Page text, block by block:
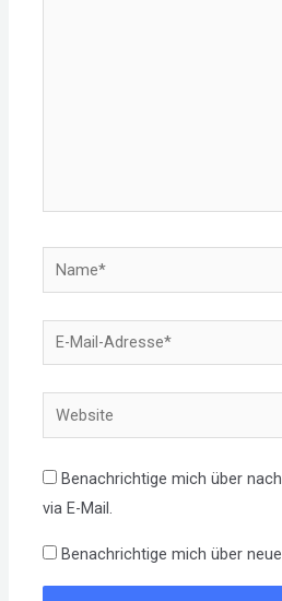
Name*
E-
Mail-
Adresse*
Website
Benachrichtige mich über
via E-Mail.
Benachrichtige mich über